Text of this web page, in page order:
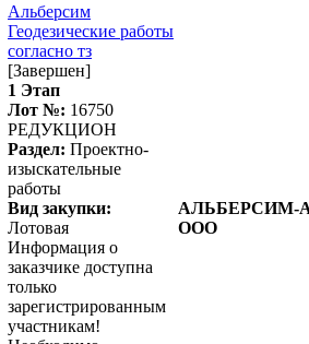
Альберсим
Геодезические работы
согласно тз
[Завершен]
1 Этап
Лот №: 16750
РЕДУКЦИОН
Раздел: Проектно-
изыскательные
работы
Вид закупки:
Лотовая
Информация о
заказчике доступна
только
зарегистрированным
участникам!
АЛЬБЕРСИМ-
ООО